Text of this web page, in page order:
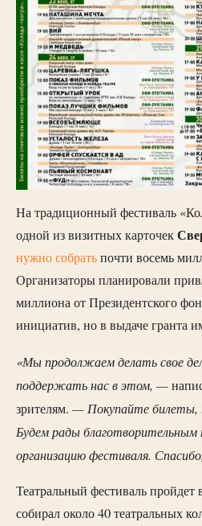
На традиционный фестиваль
одной из визитных карточек
нужно собратьпочти восемь
Организаторы планировали
миллиона от Президентского
инициатив, но в выдаче гранта
«Мы продолжаем делать свое
поддержать нас в этом, —
зрителям. — Покупайте билеты,
Будем рады благотворительным
организацию фестиваля.
Театральный фестиваль
собирал около 40 театральных